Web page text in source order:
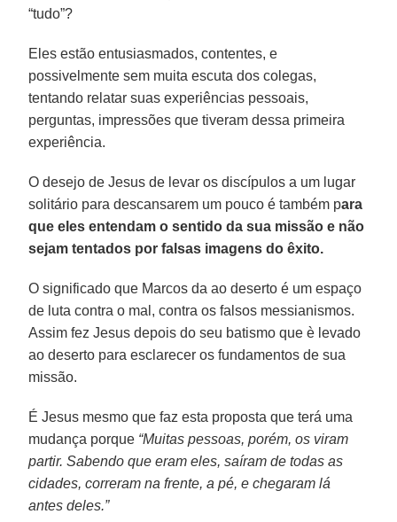
“tudo”?
Eles estão entusiasmados, contentes, e
possivelmente sem muita escuta dos colegas,
tentando relatar suas experiências pessoais,
perguntas, impressões que tiveram dessa primeira
experiência.
O desejo de Jesus de levar os discípulos a um lugar
solitário para descansarem um pouco é também para
que eles entendam o sentido da sua missão e não
sejam tentados por falsas imagens do êxito.
O significado que Marcos da ao deserto é um espaço
de luta contra o mal, contra os falsos messianismos.
Assim fez Jesus depois do seu batismo que è levado
ao deserto para esclarecer os fundamentos de sua
missão.
É Jesus mesmo que faz esta proposta que terá uma
mudança porque “Muitas pessoas, porém, os viram
partir. Sabendo que eram eles, saíram de todas as
cidades, correram na frente, a pé, e chegaram lá
antes deles.”